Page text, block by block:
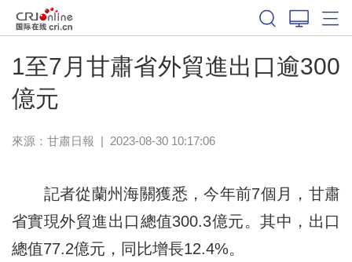
1至7月甘肅省外貿進出口逾300
億元
來源： 甘肅日報 | 2023-08-30 10:17:06
記者從蘭州海關獲悉，今年前7個月，甘肅
省實現外貿進出口總值300.3億元。其中，出口
總值77.2億元，同比增長12.4%。